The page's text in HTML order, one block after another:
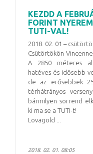
KEZDD A
FORINT
TUTI-VAL!
2018. 02. 01 –
Csütörtökön
A 2850 méteres
hatéves és idősebb
de az erősebbek
térhátrányos
bármilyen sorrend
ki ma se a TUTI-t!
Lovagold ...
2018. 02. 01. 08:05